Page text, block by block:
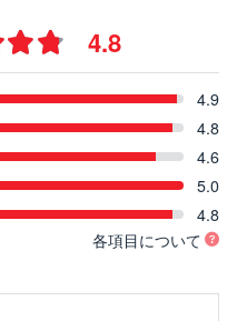
4.8
4.9
4.8
4.6
5.0
4.8
各項目について